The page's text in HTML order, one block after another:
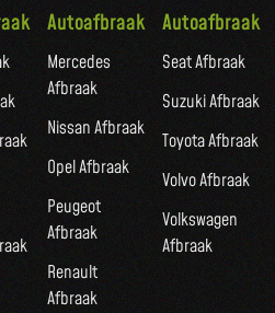
Autoafbraak
Mercedes
Afbraak
Nissan Afbraak
Opel Afbraak
Peugeot
Afbraak
Renault
Afbraak
Autoafbraak
Seat Afbraak
Suzuki Afbraak
Toyota Afbraak
Volvo Afbraak
Volkswagen
Afbraak